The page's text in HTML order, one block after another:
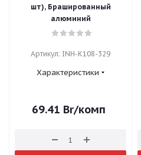
шт), Брашированный
алюминий
Артикул: INH-K108-329
Характеристики
69.41 Br/комп